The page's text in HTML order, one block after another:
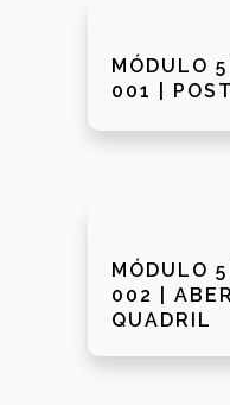
MÓDULO
001 |
MÓDULO
002 |
QUADRIL